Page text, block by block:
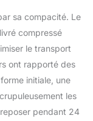
chiot
offrant un
et
💖
siège de
en
sa compacité. Le
compressé
le transport
ont rapporté des
initiale, une
les
pendant 24